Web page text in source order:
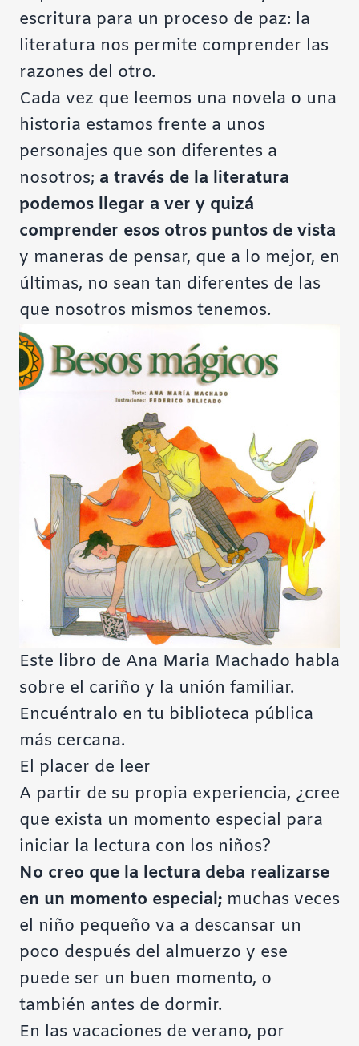
escritura para un proceso de paz: la
literatura nos permite comprender las
razones del otro.
Cada vez que leemos una novela o una
historia estamos frente a unos
personajes que son diferentes a
nosotros; a través de la literatura
podemos llegar a ver y quizá
comprender esos otros puntos de vista
y maneras de pensar, que a lo mejor, en
últimas, no sean tan diferentes de las
que nosotros mismos tenemos.
Este libro de Ana Maria Machado habla
sobre el cariño y la unión familiar.
Encuéntralo en tu biblioteca pública
más cercana.
El placer de leer
A partir de su propia experiencia, ¿cree
que exista un momento especial para
iniciar la lectura con los niños?
No creo que la lectura deba realizarse
en un momento especial; muchas veces
el niño pequeño va a descansar un
poco después del almuerzo y ese
puede ser un buen momento, o
también antes de dormir.
En las vacaciones de verano, por